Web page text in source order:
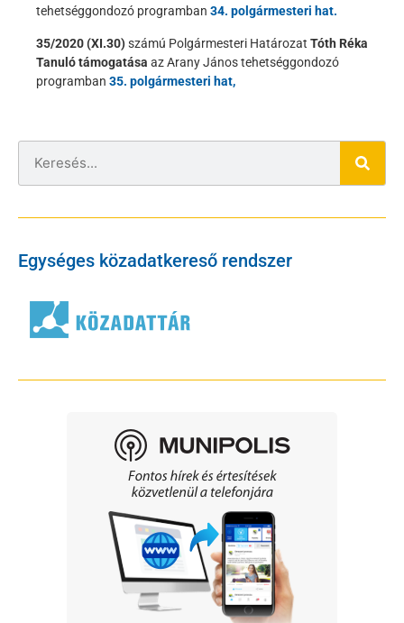
tehetséggondozó programban 34. polgármesteri hat.
35/2020 (XI.30)számú Polgármesteri Határozat Tóth Réka
Tanuló támogatása az Arany János tehetséggondozó
programban 35. polgármesteri hat,
Egységes közadatkereső rendszer